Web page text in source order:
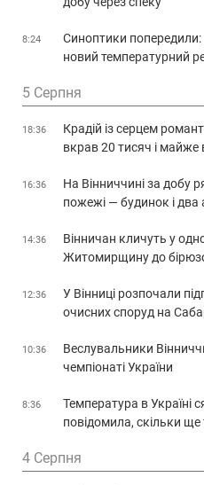
8:24
Синоптики попередили:
новий температурний
5 Серпня
18:36
Крадій із серцем
вкрав 20 тисяч і майже
16:36
На Вінниччині за добу
пожежі — будинок і два
14:36
Вінничан кличуть у
Житомирщину до
12:36
У Вінниці розпочали
очисних споруд на
10:36
Веслувальники
чемпіонаті України
8:36
Температура в Україні
повідомила, скільки
4 Серпня